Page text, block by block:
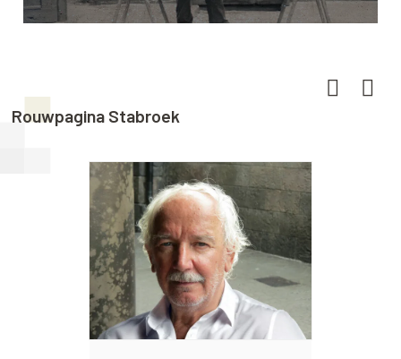
Rouwpagina Stabroek